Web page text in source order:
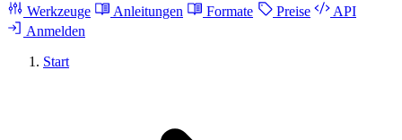
Werkzeuge
Anleitungen Formate Preise
API
Anmelden
Start